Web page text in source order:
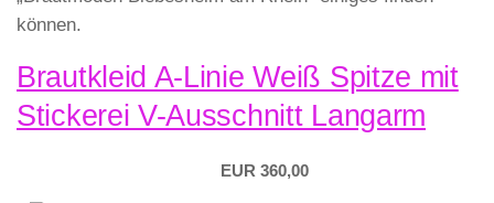
können.
Brautkleid A-Linie Weiß Spitze mit
Stickerei V-Ausschnitt Langarm
EUR 360,00